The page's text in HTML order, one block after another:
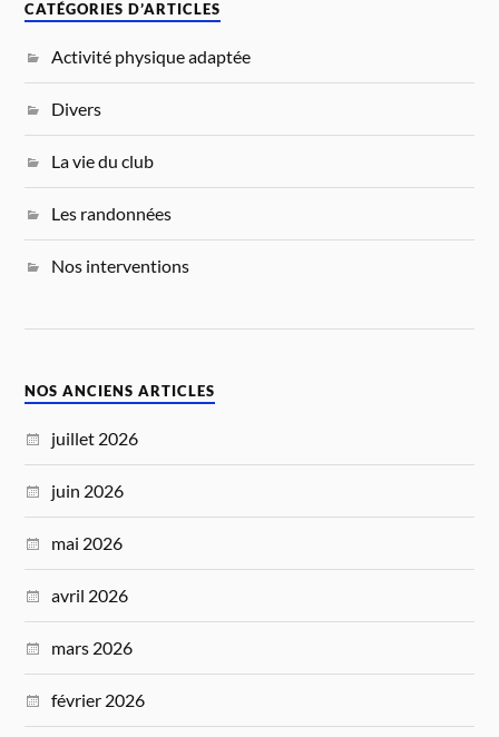
CATÉGORIES D’ARTICLES
Activité physique adaptée
Divers
La vie du club
Les randonnées
Nos interventions
NOS ANCIENS ARTICLES
juillet 2026
juin 2026
mai 2026
avril 2026
mars 2026
février 2026